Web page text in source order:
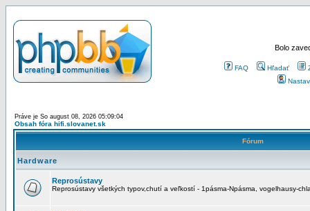
Bolo
FAQ Hľadať
Práve je So august 08, 2026 05:09:04
Obsah fóra hifi.slovanet.sk
Fórum
Hardware
Reprosústavy
Reprosústavy všetkých typov,chutí a veľkostí - 1pásma-Npásma, vogelhausy-